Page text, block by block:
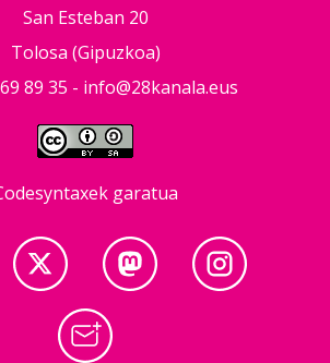
San Esteban 20
Tolosa (Gipuzkoa)
89 35 - info@28kanala.eus
garatua